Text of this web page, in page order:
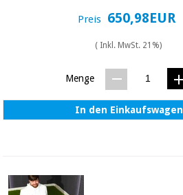
Preis 650,98EUR
( Inkl. MwSt. 21%)
Menge
In den Einkaufswagen